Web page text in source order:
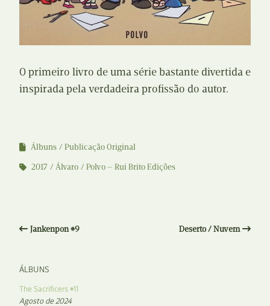
O primeiro livro de uma série bastante divertida e
inspirada pela verdadeira profissão do autor.
Álbuns
Publicação Original
2017
Álvaro Polvo — Rui Brito Edições
Jankenpon #9 Deserto / Nuvem
ÁLBUNS
The Sacrificers #11
Agosto de 2024